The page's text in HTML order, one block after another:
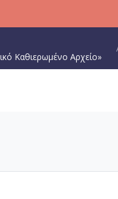
Καθιερωμένο Αρχείο»